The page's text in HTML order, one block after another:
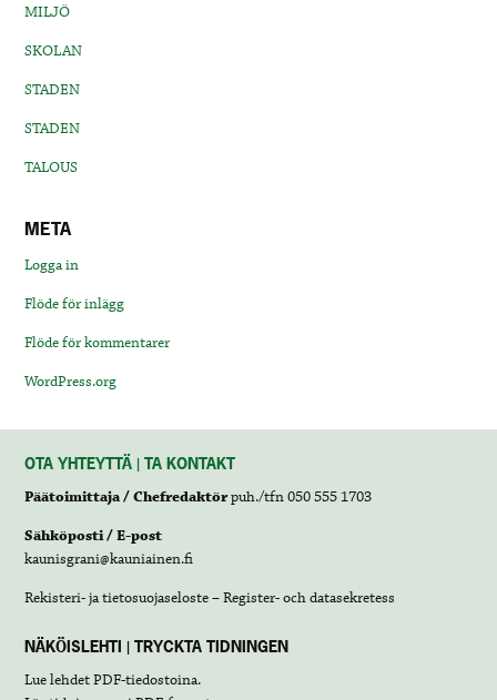
MILJÖ
SKOLAN
STADEN
STADEN
TALOUS
META
Logga in
Flöde för inlägg
Flöde för kommentarer
WordPress.org
OTA YHTEYTTÄ | TA KONTAKT
Päätoimittaja / Chefredaktörpuh./tfn 050 555 1703
Sähköposti / E-post
kaunisgrani@kauniainen.fi
Rekisteri- ja tietosuojaseloste – Register- och datasekretess
NÄKÖISLEHTI | TRYCKTA TIDNINGEN
Lue lehdetPDF-tiedostoina.